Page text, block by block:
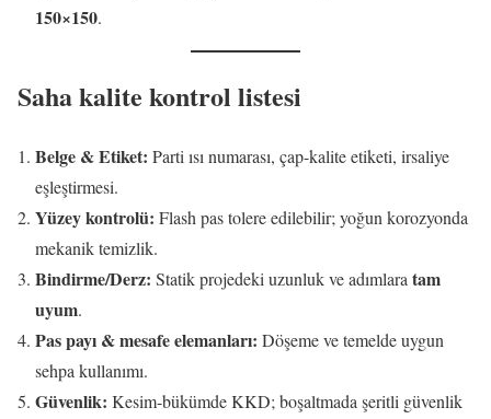
150×150.
Saha kalite kontrol listesi
Belge & Etiket: Parti ısı numarası, çap-kalite etiketi, irsaliye
eşleştirmesi.
Yüzey kontrolü: Flash pas tolere edilebilir; yoğun korozyonda
mekanik temizlik.
Bindirme/Derz: Statik projedeki uzunluk ve adımlaratam
uyum.
Pas payı & mesafe elemanları: Döşeme ve temelde uygun
sehpa kullanımı.
Güvenlik: Kesim-bükümde KKD; boşaltmada şeritli güvenlik